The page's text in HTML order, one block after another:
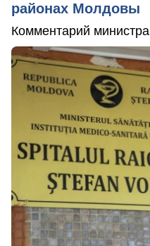
районах Молдовы
Комментарий министра